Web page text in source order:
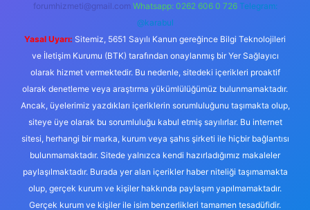
forumhizmeti@gmail.com Whatsapp: 0262 606 0 726 Telegram:
@karabul
Yasal Uyarı: Sitemiz, 5651 Sayılı Kanun gereğince Bilgi Teknolojileri
ve İletişim Kurumu (BTK) tarafından onaylanmış bir Yer Sağlayıcı
olarak hizmet vermektedir. Bu nedenle, sitedeki içerikleri proaktif
olarak denetleme veya araştırma yükümlülüğümüz bulunmamaktadır.
Ancak, üyelerimiz yazdıkları içeriklerin sorumluluğunu taşımakta olup,
siteye üye olarak bu sorumluluğu kabul etmiş sayılırlar. Bu internet
sitesi, herhangi bir marka, kurum veya şahıs şirketi ile hiçbir bağlantısı
bulunmamaktadır. Sitede yalnızca kendi hazırladığımız makaleler
paylaşılmaktadır. Burada yer alan içerikler haber niteliği taşımamakta
olup, gerçek kurum ve kişiler hakkında paylaşım yapılmamaktadır.
Gerçek kurum ve kişiler ile isim benzerlikleri tamamen tesadüfidir.